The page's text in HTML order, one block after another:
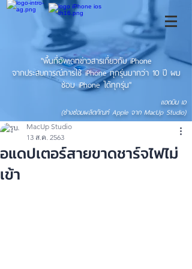
"พื้นที่อัพเดทข่าวสารเกี่ยวกับ iPhone
จากประสบการณ์การใช้ iPhone ทุกรุ่นมากว่า 10 ปี ผม
ซ่อม iPhone ได้ทุกรุ่น"
แอดมิน เอ
(ช่างซ่อมผลิตภัณฑ์ Apple จาก MacUp Studio)
อแดปเตอร์สายขาดชาร์จไฟไม่
เข้า
MacUp Studio
13 ส.ค. 2563